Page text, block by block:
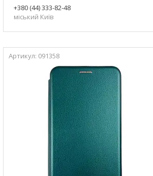
+380 (44) 333-82-48
міський Київ
091358